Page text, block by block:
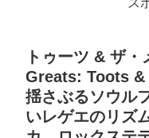
ス
トゥーツ & ザ
Greats: Toots &
揺さぶるソウル
いレゲエのリズ